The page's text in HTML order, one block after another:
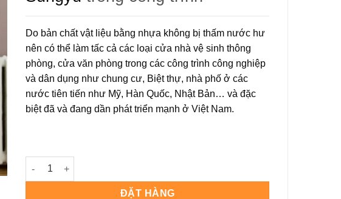
Do bản chất vật liệu bằng nhựa không bị thấm nước hư
nên có thể làm tấc cả các loại cửa nhà vệ sinh thông
phòng, cửa văn phòng trong các công trình công nghiệp
và dân dụng như chung cư, Biệt thự, nhà phố ở các
nước tiên tiến như Mỹ, Hàn Quốc, Nhật Bản… và đặc
biệt đã và đang dần phát triển mạnh ở Việt Nam.
Cửa nhựa gỗ Sung Yu Mẫu: SYB-329 số lượng
ĐẶT HÀNG